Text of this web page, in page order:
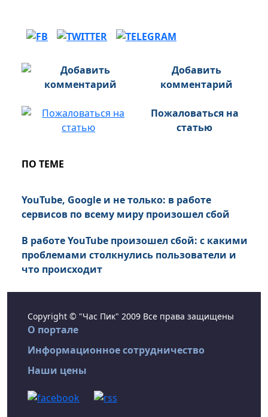
Добавить
комментарий
Пожаловаться на
статью
ПО ТЕМЕ
YouTube, Google и не только: в работе
сервисов по всему миру произошел сбой
В работе YouTube произошел сбой: с какими
проблемами столкнулись пользователи и
что происходит
Copyright © "Час Пик" 2009 Все права защищены
О портале
Информационное сотрудничество
Наши цены